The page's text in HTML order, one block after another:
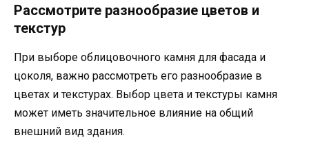
Рассмотрите разнообразие цветов и
текстур
При выборе облицовочного камня для фасада и
цоколя, важно рассмотреть его разнообразие в
цветах и текстурах. Выбор цвета и текстуры камня
может иметь значительное влияние на общий
внешний вид здания.